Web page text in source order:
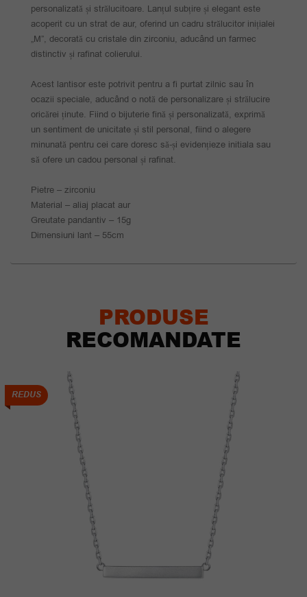
personalizată și strălucitoare. Lanțul subțire și elegant este
acoperit cu un strat de aur, oferind un cadru strălucitor inițialei
„M”, decorată cu cristale din zirconiu, aducând un farmec
distinctiv și rafinat colierului.
Acest lantisor este potrivit pentru a fi purtat zilnic sau în
ocazii speciale, aducând o notă de personalizare și strălucire
oricărei ținute. Fiind o bijuterie fină și personalizată, exprimă
un sentiment de unicitate și stil personal, fiind o alegere
minunată pentru cei care doresc să-și evidențieze initiala sau
să ofere un cadou personal și rafinat.
Pietre – zirconiu
Material – aliaj placat aur
Greutate pandantiv – 15g
Dimensiuni lant – 55cm
PRODUSE
RECOMANDATE
REDUS